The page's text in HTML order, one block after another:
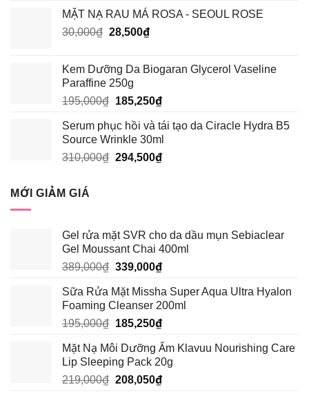
135,000₫.là:
MẶT NẠ RAU MÁ ROSA - SEOUL ROSE
30,000₫ Giá
30,000₫.
28,500₫Giá
là:
Kem Dưỡng Da Biogaran Glycerol Vaseline
Paraffine 250g
195,000₫ Giá
là:
195,000₫.
185,250₫Giá
tại
là:
185,250₫.
Serum phục hồi và tái tạo da Ciracle Hydra B5
Source Wrinkle 30ml
310,000₫ Giá
294,500₫Giá
MỚI GIẢM GIÁ
Gel rửa mặt SVR cho da dầu mụn Sebiaclear
Gel Moussant Chai 400ml
389,000₫ Giá
là:
389,000₫.
339,000₫Giá
tại
là:
339,000₫.
Sữa Rửa Mặt Missha Super Aqua Ultra Hyalon
Foaming Cleanser 200ml
195,000₫ Giá
là:
195,000₫.
185,250₫Giá
tại
là:
185,250₫.
Mặt Nạ Môi Dưỡng Ẩm Klavuu Nourishing Care
Lip Sleeping Pack 20g
219,000₫ Giá
208,050₫Giá